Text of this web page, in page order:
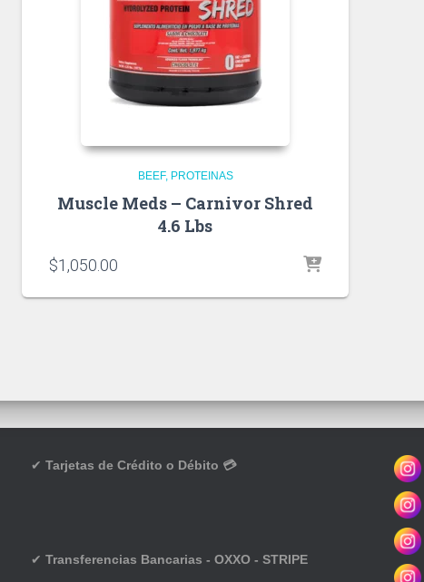
BEEF PROTEINAS
Muscle Meds – Carnivor Shred
4.6 Lbs
$1,050.00
✔ Tarjetas de Crédito o Débito 💳
✔ Transferencias Bancarias - OXXO - STRIPE